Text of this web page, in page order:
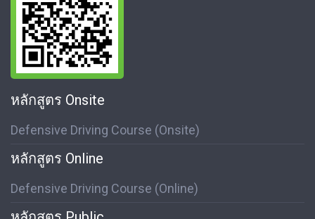
หลักสูตร Onsite
Defensive Driving Course (Onsite)
หลักสูตร Online
Defensive Driving Course (Online)